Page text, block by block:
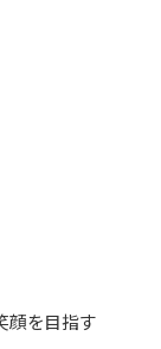
顔を目指す